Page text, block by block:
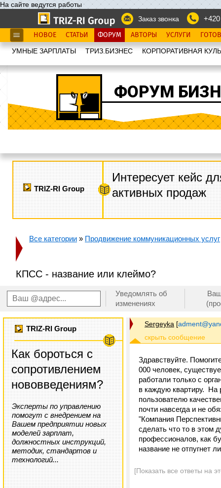
На сайте ведутся работы
Заказ звонка
НОВОЕ СТАТЬИ ФОРУМ АВТОРЫ УСЛУГИ
УМНЫЕ ЗАРПЛАТЫ ТРИЗ.БИЗНЕС КОРПОРАТИВНАЯ
ФОРУМ
TRIZ-RI Group
Интересует кейс
активных продаж
Все категории » Продвижение коммуникационных услуг
КПСС - название или клеймо?
Уведомлять об
изменениях
TRIZ-RI Group
Как бороться с
сопротивлением
нововведениям?
Эксперты по управлению
помогут с внедрением на
Вашем предприятии новых
моделей зарплат,
должностных инструкций,
методик, стандартов и
технологий...
Sergeyka [
Здравствуйте.
000 человек,
работали только с
в каждую квартиру.
пользователю
почти навсегда и не
"Компания
сделать что то в этом
профессионалов, как
название не отпугнет
[Показать все ответы на